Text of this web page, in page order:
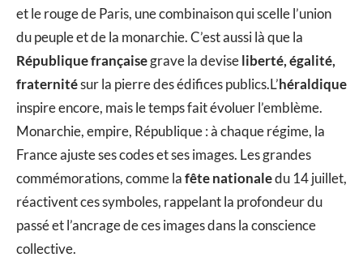
et le rouge de Paris, une combinaison qui scelle l’union
du peuple et de la monarchie. C’est aussi là que la
République françaisegrave la deviseliberté, égalité,
fraternitésur la pierre des édifices publics.L’héraldique
inspire encore, mais le temps fait évoluer l’emblème.
Monarchie, empire, République : à chaque régime, la
France ajuste ses codes et ses images. Les grandes
commémorations, comme lafête nationaledu 14 juillet,
réactivent ces symboles, rappelant la profondeur du
passé et l’ancrage de ces images dans la conscience
collective.